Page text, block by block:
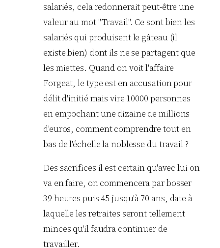
salariés, cela redonnerait peut-être une
valeur au mot "Travail". Ce sont bien les
salariés qui produisent le gâteau (il
existe bien) dont ils ne se partagent que
les miettes. Quand on voit l'affaire
Forgeat, le type est en accusation pour
délit d'initié mais vire 10000 personnes
en empochant une dizaine de millions
d'euros, comment comprendre tout en
bas de l'échelle la noblesse du travail ?
Des sacrifices il est certain qu'avec lui on
va en faire, on commencera par bosser
39 heures puis 45 jusqu'à 70 ans, date à
laquelle les retraites seront tellement
minces qu'il faudra continuer de
travailler.